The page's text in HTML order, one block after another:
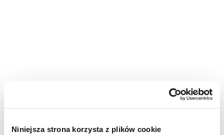
Niniejsza strona korzysta z plików cookie